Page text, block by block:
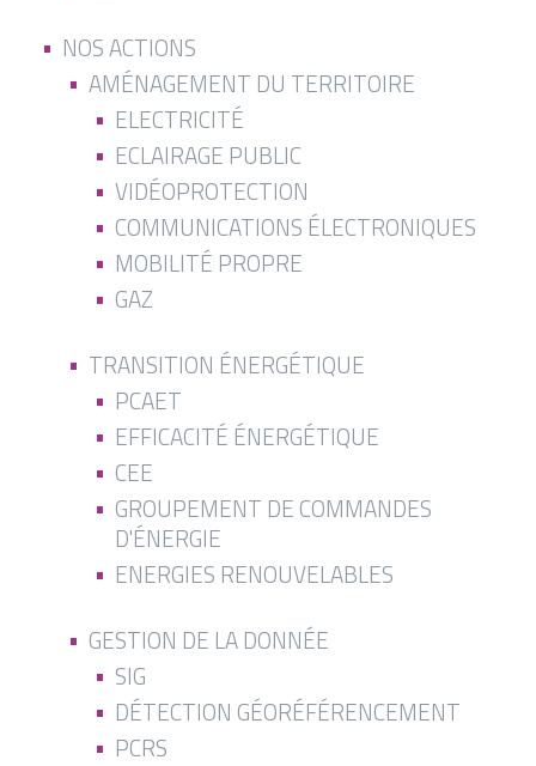
NOS ACTIONS
AMÉNAGEMENT DU TERRITOIRE
ELECTRICITÉ
ECLAIRAGE PUBLIC
VIDÉOPROTECTION
COMMUNICATIONS ÉLECTRONIQUES
MOBILITÉ PROPRE
GAZ
TRANSITION ÉNERGÉTIQUE
PCAET
EFFICACITÉ ÉNERGÉTIQUE
CEE
GROUPEMENT DE COMMANDES
D'ÉNERGIE
ENERGIES RENOUVELABLES
GESTION DE LA DONNÉE
SIG
DÉTECTION GÉORÉFÉRENCEMENT
PCRS